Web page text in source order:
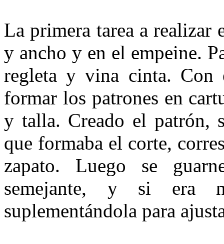
La primera tarea a realizar
y ancho y en el empeine.
regleta y vina cinta. Con
formar los patrones en
y talla. Creado el patrón,
que formaba el corte,
za­pato. Luego se
semejante, y si era
suplementándola para